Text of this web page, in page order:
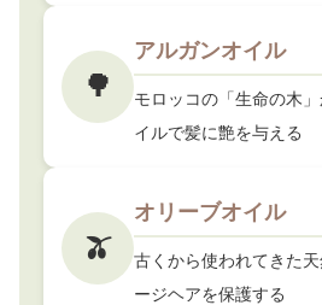
🌳
アルガンオイル
モロッコの「生命の木
イルで髪に艶を与える
🫒
オリーブオイル
古くから使われてきた
ージヘアを保護する